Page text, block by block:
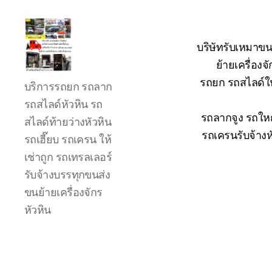
ลาก
รถ
สไลด์
เขต
หัวหิน
24
ชั่วโมง
ติดต่อ
โทร
บริการรถยก รถลาก
รถสไลด์หัวหิน รถ
สไลด์ท้ายว่างหัวหิน
รถเฮี๊ยบ รถเครน ให้
เช่าถูก รถเทรลเลอร์
รับจ้างบรรทุกขนส่ง
ขนย้ายเครื่องจักร
หัวหิน
บริษัทรับเหมาข
ย้ายเครื่อง
รถยก รถสไลด์
รถลากจูง รถใ
รถเครนรับจ้าง